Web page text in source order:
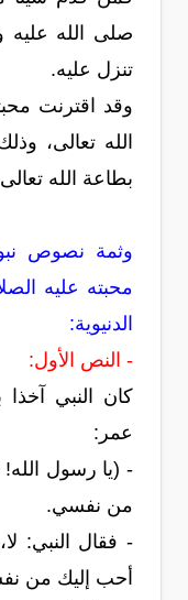
صلى الله عليه
تنزل عليه.
وقد اقترنت
الله تعالى،
بطاعة الله
وثمة نصوص
محبته عليه
الدنيوية:
- النص الأول:
كان النبي
عمر:
- (يا رسول
من نفسي.
- فقال النبي:
أحب إليك من